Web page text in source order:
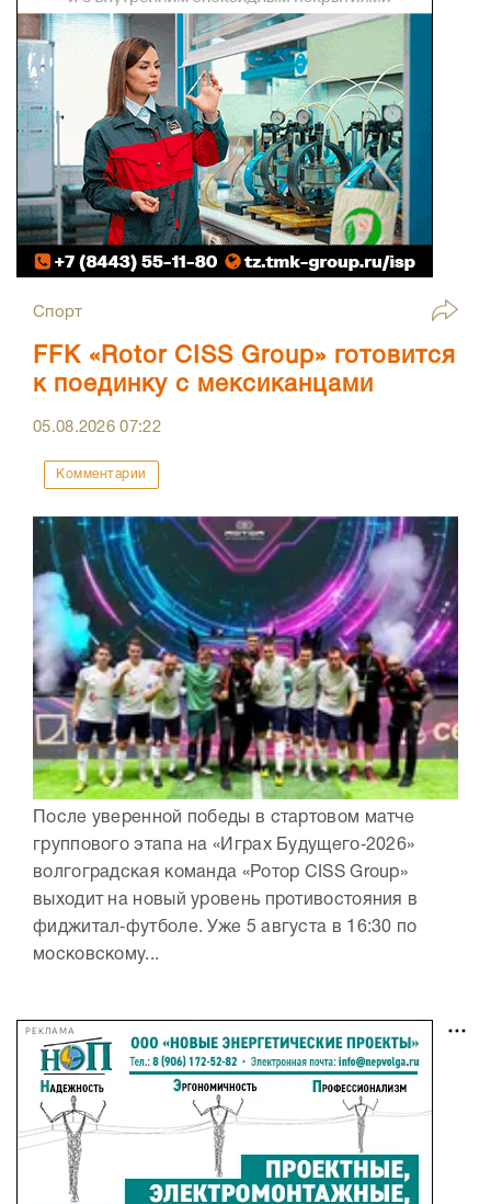
Спорт
FFK «Rotor CISS Group» готовится
к поединку с мексиканцами
05.08.202607:22
Комментарии
После уверенной победы в стартовом матче
группового этапа на «Играх Будущего‑2026»
волгоградская команда «Ротор CISS Group»
выходит на новый уровень противостояния в
фиджитал‑футболе. Уже 5 августа в 16:30 по
московскому...
РЕКЛАМА